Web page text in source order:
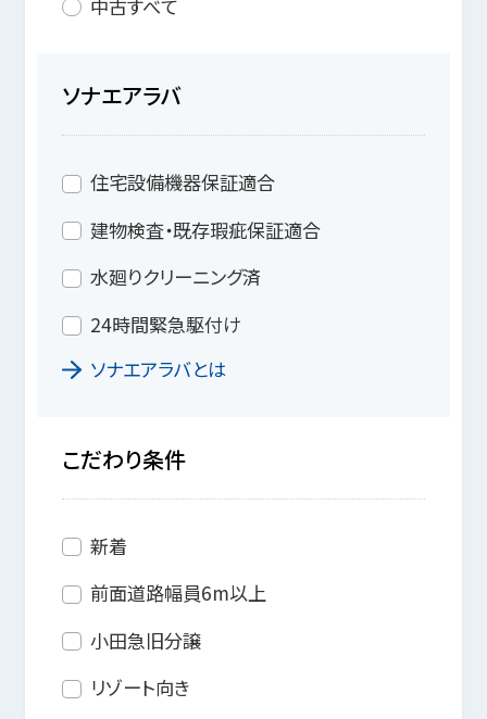
中古すべて
ソナエアラバ
住宅設備機器保証適合
建物検査・既存瑕疵保証適合
水廻りクリーニング済
24時間緊急駆付け
ソナエアラバとは
こだわり条件
新着
前面道路幅員6m以上
小田急旧分譲
リゾート向き